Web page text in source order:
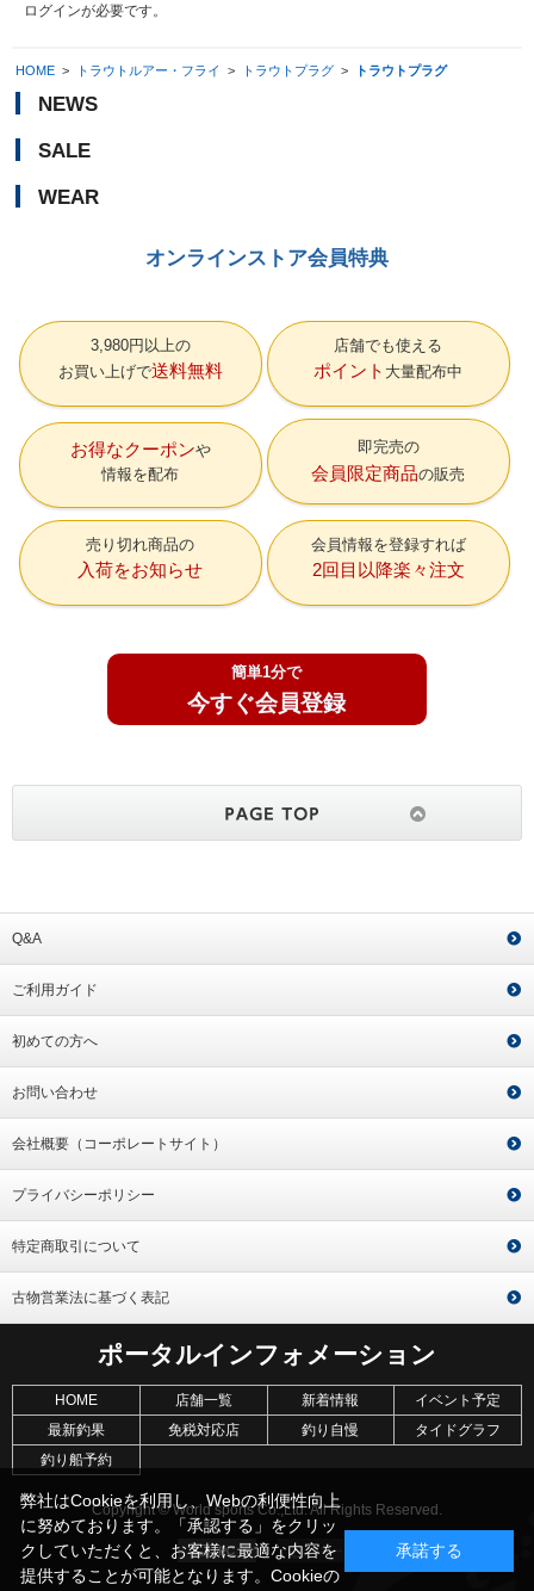
ログインが必要です。
HOME > トラウトルアー・フライ > トラウトプラグ > トラウトプラグ
NEWS
SALE
WEAR
オンラインストア会員特典
3,980円以上の
お買い上げで送料無料
店舗でも使える
ポイント 大量配布中
お得なクーポン
情報を配布
即完売の
会員限定商品の販売
売り切れ商品の
入荷をお知らせ
会員情報を登録すれば
2回目以降楽々注文
簡単1分で
今すぐ会員登録
Q&A
ご利用ガイド
初めての方へ
お問い合わせ
会社概要（コーポレートサイト）
プライバシーポリシー
特定商取引について
古物営業法に基づく表記
ポータルインフォメーション
HOME 店舗一覧 新着情報
イベント予定
最新釣果
免税対応店 釣り自慢
タイドグラフ
釣り船予約
Copyright © World sports Co.,Ltd. All Rights Reserved.
弊社はCookieを利用し、Webの利便性向上
に努めております。「承認する」をクリッ
クしていただくと、お客様に最適な内容を
提供することが可能となります。Cookieの
承諾する